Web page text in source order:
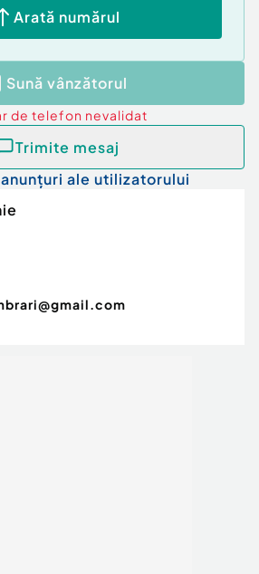
Arată numărul
Sună vânzătorul
de telefon nevalidat
Trimite mesaj
ale utilizatorului